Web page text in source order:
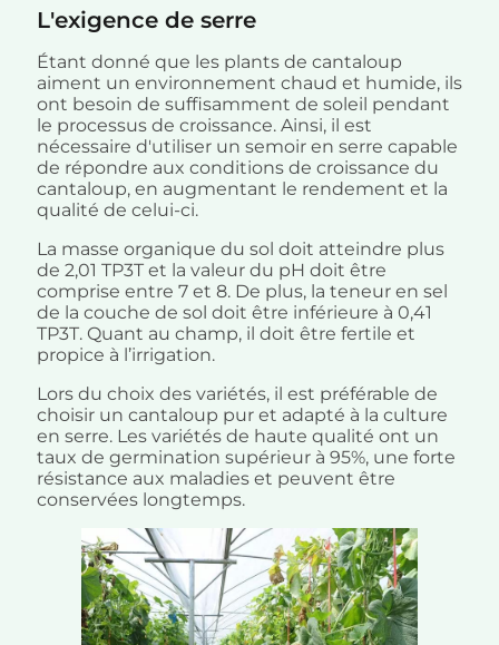
L'exigence de serre
Étant donné que les plants de cantaloup
aiment un environnement chaud et humide, ils
ont besoin de suffisamment de soleil pendant
le processus de croissance. Ainsi, il est
nécessaire d'utiliser un semoir en serre capable
de répondre aux conditions de croissance du
cantaloup, en augmentant le rendement et la
qualité de celui-ci.
La masse organique du sol doit atteindre plus
de 2,01 TP3T et la valeur du pH doit être
comprise entre 7 et 8. De plus, la teneur en sel
de la couche de sol doit être inférieure à 0,41
TP3T. Quant au champ, il doit être fertile et
propice à l’irrigation.
Lors du choix des variétés, il est préférable de
choisir un cantaloup pur et adapté à la culture
en serre. Les variétés de haute qualité ont un
taux de germination supérieur à 95%, une forte
résistance aux maladies et peuvent être
conservées longtemps.